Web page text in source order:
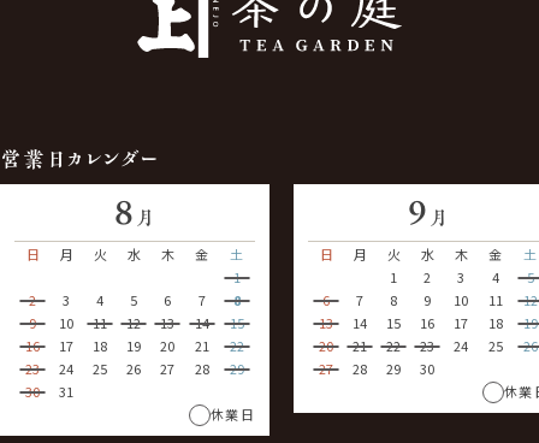
営業日カレンダー
8 月
日
月 火 水 木 金
土
1
2
3 4 5 6 7
8
9
10 11 12 13 14
15
16
17 18 19 20 21
22
23
24 25 26 27 28
29
30
31
休業日
9 月
日
月 火 水 木 金
土
1
2 3 4
5
6
7 8 9 10 11
12
13
14 15 16 17 18
19
20
21 22 23 24 25
26
27
28 29
30
休業